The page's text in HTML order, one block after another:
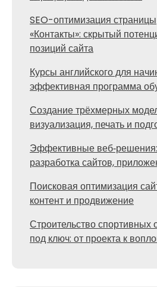
SEO-оптимизация страницы
«Контакты»: скрытый
позиций сайта
Курсы английского для
эффективная программа
Создание трёхмерных
визуализация, печать и
Эффективные веб‑решения:
разработка сайтов,
Поисковая оптимизация
контент и продвижение
Строительство спортивных
под ключ: от проекта к